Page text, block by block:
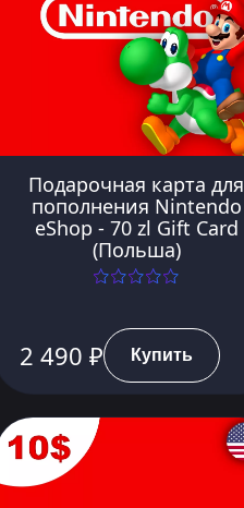
Подарочная карта для
пополнения Nintendo
eShop - 70 zl Gift Card
(Польша)
2 490 ₽ Купить